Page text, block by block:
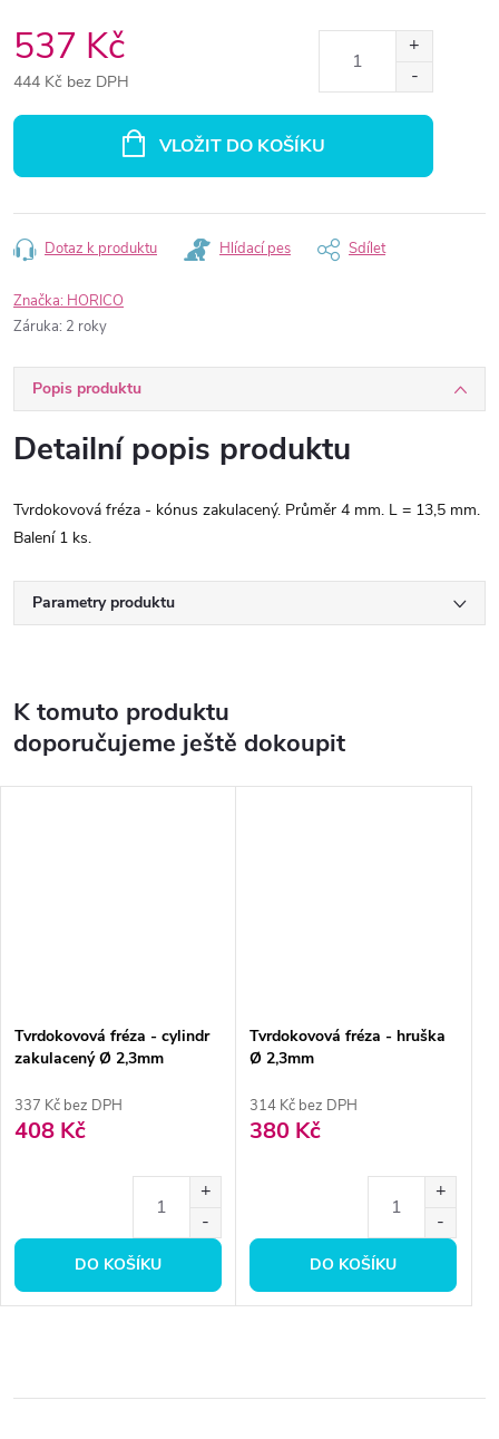
537 Kč
444 Kč bez DPH
VLOŽIT DO KOŠÍKU
Dotaz k produktu Hlídací pes Sdílet
Značka: HORICO
Záruka: 2 roky
Popis produktu
Detailní popis produktu
Tvrdokovová fréza - kónus zakulacený. Průměr 4 mm. L = 13,5 mm.
Balení 1 ks.
Parametry produktu
K tomuto produktu
doporučujeme ještě dokoupit
Tvrdokovová fréza - cylindr
zakulacený Ø 2,3mm
337 Kč bez DPH
408 Kč
DO KOŠÍKU
Tvrdokovová fréza - hruška
Ø 2,3mm
314 Kč bez DPH
380 Kč
DO KOŠÍKU